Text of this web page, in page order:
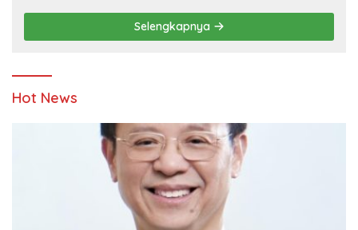
Pendidikan
Selengkapnya
Hot News